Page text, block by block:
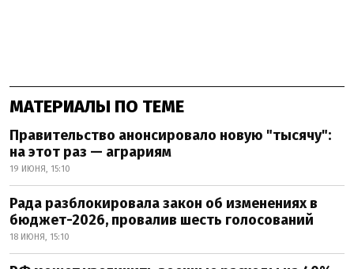
МАТЕРИАЛЫ ПО ТЕМЕ
Правительство анонсировало новую "тысячу":
на этот раз — аграриям
19 ИЮНЯ, 15:10
Рада разблокировала закон об изменениях в
бюджет-2026, провалив шесть голосований
18 ИЮНЯ, 15:10